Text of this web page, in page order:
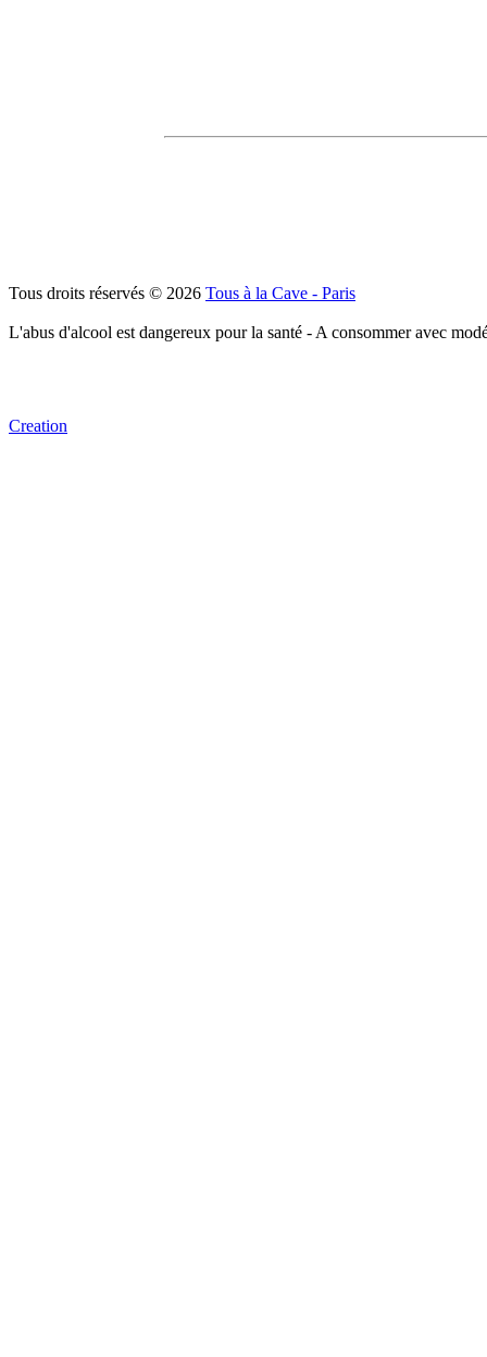
Tous droits réservés © 2026 Tous à la Cave - Paris
L'abus d'alcool est dangereux pour la santé - A consommer avec
Creation